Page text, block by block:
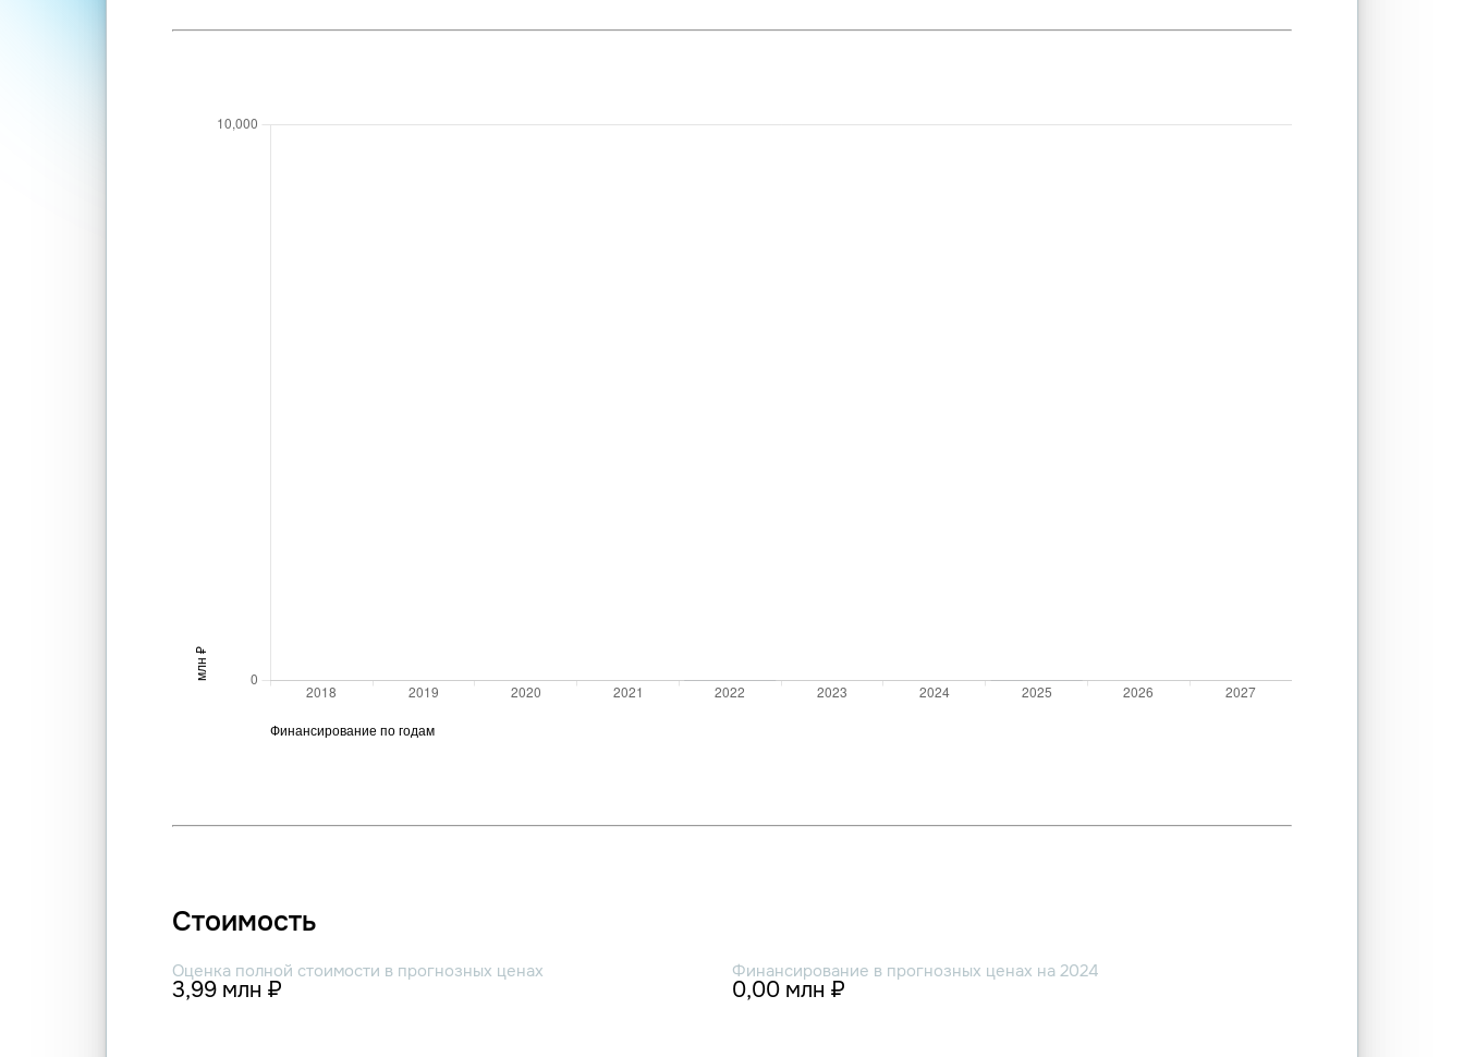
Стоимость
Оценка полной стоимости в прогнозных ценах
3,99 млн ₽
Финансирование в прогнозных ценах на 2024
0,00 млн ₽